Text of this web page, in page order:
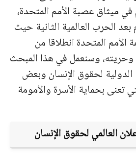
ميثاق عصبة الأمم المتحدة،
بعد الحرب العالمية الثانية حيث
المتحدة انطلاقا من
وحريته، وسنعمل في هذا المبحث
لحقوق الإنسان وبعض
تعنى بحماية الأسرة والأمومة
العالمي لحقوق الإنسان